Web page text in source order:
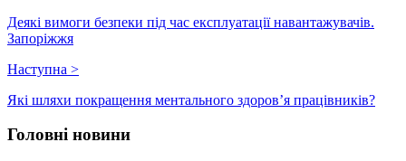
Деякі вимоги безпеки під час експлуатації навантажувачів.
Запоріжжя
Наступна >
Які шляхи покращення ментального здоров’я працівників?
Головні новини